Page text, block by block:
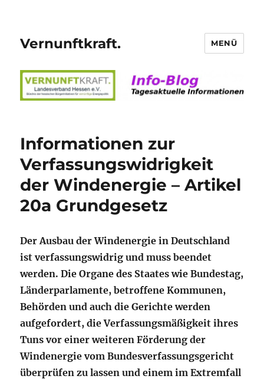
Vernunftkraft. MENÜ
Informationen zur
Verfassungswidrigkeit
der Windenergie – Artikel
20a Grundgesetz
Der Ausbau der Windenergie in Deutschland
ist verfassungswidrig und muss beendet
werden. Die Organe des Staates wie Bundestag,
Länderparlamente, betroffene Kommunen,
Behörden und auch die Gerichte werden
aufgefordert, die Verfassungsmäßigkeit ihres
Tuns vor einer weiteren Förderung der
Windenergie vom Bundesverfassungsgericht
überprüfen zu lassen und einem im Extremfall